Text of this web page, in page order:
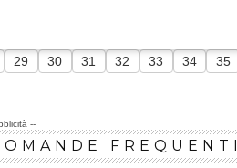
29 30 31 32 33 34 35
--
FREQUENTI